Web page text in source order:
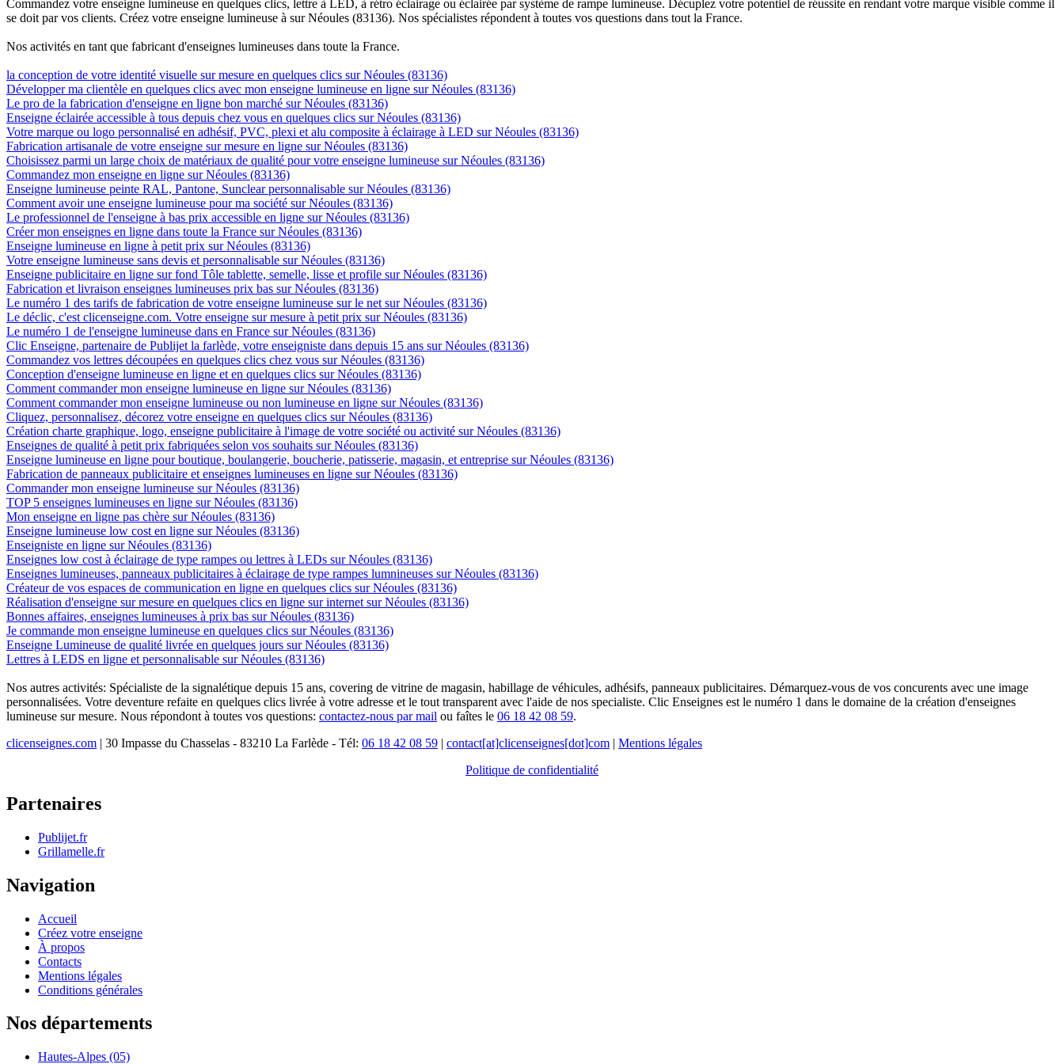
Commandez votre enseigne lumineuse en quelques clics, lettre à LED, à rétro éclairage ou éclairée par système de rampe lumineuse. Décuplez votre potentiel de réussite en rendant votre marque visible comme il
se doit par vos clients. Créez votre enseigne lumineuse à sur Néoules (83136). Nos spécialistes répondent à toutes vos questions dans tout la France.
Nos activités en tant que fabricant d'enseignes lumineuses dans toute la France.
la conception de votre identité visuelle sur mesure en quelques clics sur Néoules (83136)
Développer ma clientèle en quelques clics avec mon enseigne lumineuse en ligne sur Néoules (83136)
Le pro de la fabrication d'enseigne en ligne bon marché sur Néoules (83136)
Enseigne éclairée accessible à tous depuis chez vous en quelques clics sur Néoules (83136)
Votre marque ou logo personnalisé en adhésif, PVC, plexi et alu composite à éclairage à LED sur Néoules (83136)
Fabrication artisanale de votre enseigne sur mesure en ligne sur Néoules (83136)
Choisissez parmi un large choix de matériaux de qualité pour votre enseigne lumineuse sur Néoules (83136)
Commandez mon enseigne en ligne sur Néoules (83136)
Enseigne lumineuse peinte RAL, Pantone, Sunclear personnalisable sur Néoules (83136)
Comment avoir une enseigne lumineuse pour ma société sur Néoules (83136)
Le professionnel de l'enseigne à bas prix accessible en ligne sur Néoules (83136)
Créer mon enseignes en ligne dans toute la France sur Néoules (83136)
Enseigne lumineuse en ligne à petit prix sur Néoules (83136)
Votre enseigne lumineuse sans devis et personnalisable sur Néoules (83136)
Enseigne publicitaire en ligne sur fond Tôle tablette, semelle, lisse et profile sur Néoules (83136)
Fabrication et livraison enseignes lumineuses prix bas sur Néoules (83136)
Le numéro 1 des tarifs de fabrication de votre enseigne lumineuse sur le net sur Néoules (83136)
Le déclic, c'est clicenseigne.com. Votre enseigne sur mesure à petit prix sur Néoules (83136)
Le numéro 1 de l'enseigne lumineuse dans en France sur Néoules (83136)
Clic Enseigne, partenaire de Publijet la farlède, votre enseigniste dans depuis 15 ans sur Néoules (83136)
Commandez vos lettres découpées en quelques clics chez vous sur Néoules (83136)
Conception d'enseigne lumineuse en ligne et en quelques clics sur Néoules (83136)
Comment commander mon enseigne lumineuse en ligne sur Néoules (83136)
Comment commander mon enseigne lumineuse ou non lumineuse en ligne sur Néoules (83136)
Cliquez, personnalisez, décorez votre enseigne en quelques clics sur Néoules (83136)
Création charte graphique, logo, enseigne publicitaire à l'image de votre société ou activité sur Néoules (83136)
Enseignes de qualité à petit prix fabriquées selon vos souhaits sur Néoules (83136)
Enseigne lumineuse en ligne pour boutique, boulangerie, boucherie, patisserie, magasin, et entreprise sur Néoules (83136)
Fabrication de panneaux publicitaire et enseignes lumineuses en ligne sur Néoules (83136)
Commander mon enseigne lumineuse sur Néoules (83136)
TOP 5 enseignes lumineuses en ligne sur Néoules (83136)
Mon enseigne en ligne pas chère sur Néoules (83136)
Enseigne lumineuse low cost en ligne sur Néoules (83136)
Enseigniste en ligne sur Néoules (83136)
Enseignes low cost à éclairage de type rampes ou lettres à LEDs sur Néoules (83136)
Enseignes lumineuses, panneaux publicitaires à éclairage de type rampes lumnineuses sur Néoules (83136)
Créateur de vos espaces de communication en ligne en quelques clics sur Néoules (83136)
Réalisation d'enseigne sur mesure en quelques clics en ligne sur internet sur Néoules (83136)
Bonnes affaires, enseignes lumineuses à prix bas sur Néoules (83136)
Je commande mon enseigne lumineuse en quelques clics sur Néoules (83136)
Enseigne Lumineuse de qualité livrée en quelques jours sur Néoules (83136)
Lettres à LEDS en ligne et personnalisable sur Néoules (83136)
Nos autres activités: Spécialiste de la signalétique depuis 15 ans, covering de vitrine de magasin, habillage de véhicules, adhésifs, panneaux publicitaires. Démarquez-vous de vos concurents avec une image
personnalisées. Votre deventure refaite en quelques clics livrée à votre adresse et le tout transparent avec l'aide de nos specialiste. Clic Enseignes est le numéro 1 dans le domaine de la création d'enseignes
lumineuse sur mesure. Nous répondont à toutes vos questions: contactez-nous par mail ou faîtes le 06 18 42 08 59.
clicenseignes.com | 30 Impasse du Chasselas - 83210 La Farlède - Tél: 06 18 42 08 59 | contact[at]clicenseignes[dot]com | Mentions légales
Politique de confidentialité
Partenaires
Publijet.fr
Grillamelle.fr
Navigation
Accueil
Créez votre enseigne
À propos
Contacts
Mentions légales
Conditions générales
Nos départements
Hautes-Alpes (05)